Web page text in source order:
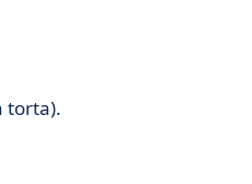
torta).